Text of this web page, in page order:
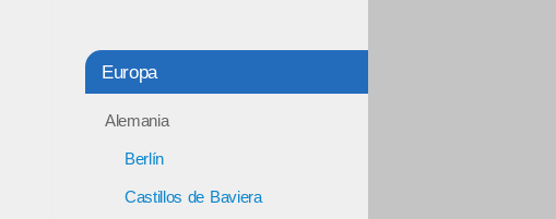
Europa
Alemania
Berlín
Castillos de Baviera